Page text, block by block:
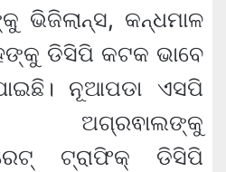
ଭିଜିଲାନ୍ସ, କନ୍ଧମାଳ
ଡିସିପି କଟକ ଭାବେ
ନୂଆପଡା ଏସପି
ଟ୍ରାଫିକ୍ ଡିସିପି